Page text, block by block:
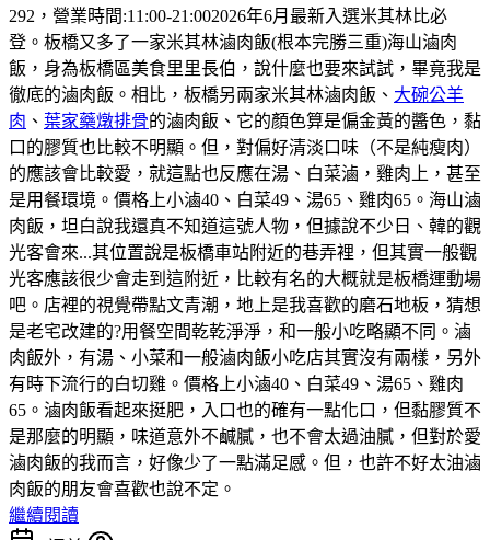
292，營業時間:11:00-21:002026年6月最新入選米其林比必
登。板橋又多了一家米其林滷肉飯(根本完勝三重)海山滷肉
飯，身為板橋區美食里里長伯，說什麼也要來試試，畢竟我是
徹底的滷肉飯。相比，板橋另兩家米其林滷肉飯、 大碗公羊
肉 、 葉家藥燉排骨的滷肉飯、它的顏色算是偏金黃的醬色，黏
口的膠質也比較不明顯。但，對偏好清淡口味（不是純瘦肉）
的應該會比較愛，就這點也反應在湯、白菜滷，雞肉上，甚至
是用餐環境。價格上小滷40、白菜49、湯65、雞肉65。海山滷
肉飯，坦白說我還真不知道這號人物，但據說不少日、韓的觀
光客會來...其位置說是板橋車站附近的巷弄裡，但其實一般觀
光客應該很少會走到這附近，比較有名的大概就是板橋運動場
吧。店裡的視覺帶點文青潮，地上是我喜歡的磨石地板，猜想
是老宅改建的?用餐空間乾乾淨淨，和一般小吃略顯不同。滷
肉飯外，有湯、小菜和一般滷肉飯小吃店其實沒有兩樣，另外
有時下流行的白切雞。價格上小滷40、白菜49、湯65、雞肉
65。滷肉飯看起來挺肥，入口也的確有一點化口，但黏膠質不
是那麼的明顯，味道意外不鹹膩，也不會太過油膩，但對於愛
滷肉飯的我而言，好像少了一點滿足感。但，也許不好太油滷
肉飯的朋友會喜歡也說不定。
繼續閱讀